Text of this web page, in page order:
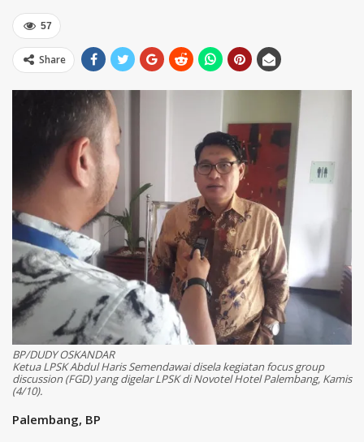
57
Share
BP/DUDY OSKANDAR
Ketua LPSK Abdul Haris Semendawai disela kegiatan focus group
discussion (FGD) yang digelar LPSK di Novotel Hotel Palembang, Kamis
(4/10).
Palembang, BP